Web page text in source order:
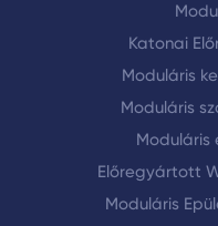
Katonai
Moduláris
Moduláris
Moduláris
Előregyártott
Moduláris